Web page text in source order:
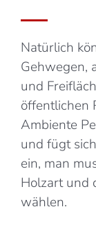
Natürlich
Gehwegen,
und
öffentlichen
Ambiente
und fügt
ein, man
Holzart und
wählen.